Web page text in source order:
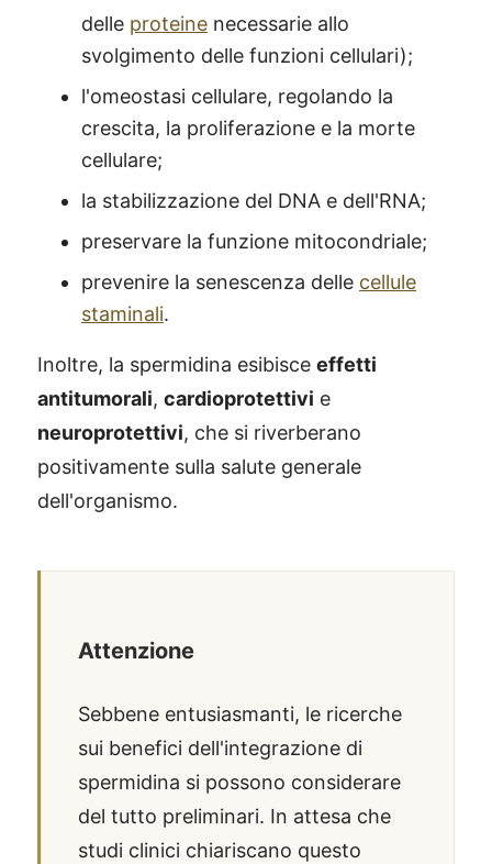
delle proteine necessarie allo
svolgimento delle funzioni cellulari);
l'omeostasi cellulare, regolando la
crescita, la proliferazione e la morte
cellulare;
la stabilizzazione del DNA e dell'RNA;
preservare la funzione mitocondriale;
prevenire la senescenza delle cellule
staminali.
Inoltre, la spermidina esibisce effetti
antitumorali, cardioprotettivi e
neuroprotettivi, che si riverberano
positivamente sulla salute generale
dell'organismo.
Attenzione
Sebbene entusiasmanti, le ricerche
sui benefici dell'integrazione di
spermidina si possono considerare
del tutto preliminari. In attesa che
studi clinici chiariscano questo